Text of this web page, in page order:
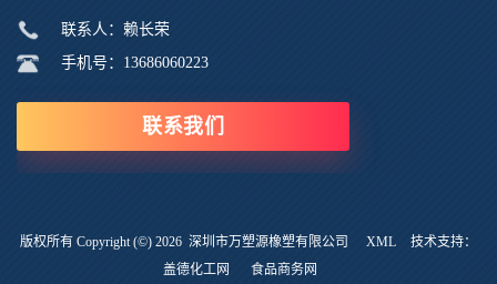
联系人：赖长荣
手机号：13686060223
联系我们
版权所有 Copyright (©) 2026 深圳市万塑源橡塑有限公司 XML
技术支持：
盖德化工网
食品商务网